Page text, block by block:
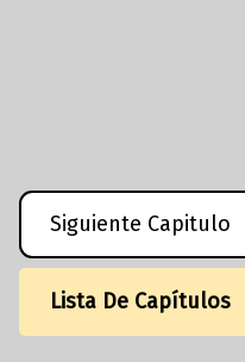
Siguiente Capitulo
Lista De Capítulos